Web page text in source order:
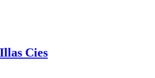
Cies